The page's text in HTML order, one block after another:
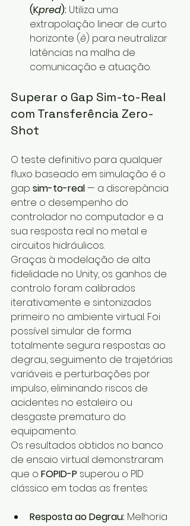
(Kpred): Utiliza uma
extrapolação linear de curto
horizonte (ê) para neutralizar
latências na malha de
comunicação e atuação.
Superar o Gap Sim-to-Real
com Transferência Zero-
Shot
O teste definitivo para qualquer
fluxo baseado em simulação é o
gap sim-to-real — a discrepância
entre o desempenho do
controlador no computador e a
sua resposta real no metal e
circuitos hidráulicos.
Graças à modelação de alta
fidelidade no Unity, os ganhos de
controlo foram calibrados
iterativamente e sintonizados
primeiro no ambiente virtual. Foi
possível simular de forma
totalmente segura respostas ao
degrau, seguimento de trajetórias
variáveis e perturbações por
impulso, eliminando riscos de
acidentes no estaleiro ou
desgaste prematuro do
equipamento.
Os resultados obtidos no banco
de ensaio virtual demonstraram
que o FOPID-P superou o PID
clássico em todas as frentes:
Resposta ao Degrau: Melhoria